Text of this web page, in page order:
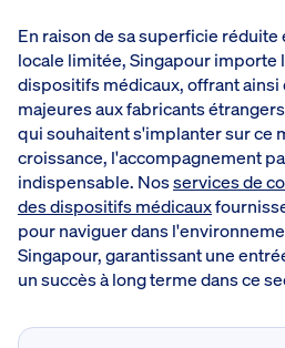
En raison de sa superficie
locale limitée, Singapour importe
dispositifs médicaux, offrant
majeures aux fabricants
qui souhaitent s'implanter sur ce
croissance, l'accompagnement
indispensable. Nosservices de
des dispositifs médicaux
pour naviguer dans
Singapour, garantissant une
un succès à long terme dans ce